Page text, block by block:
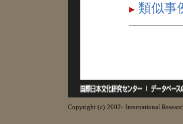
類似事
Copyright (c) 2002- International